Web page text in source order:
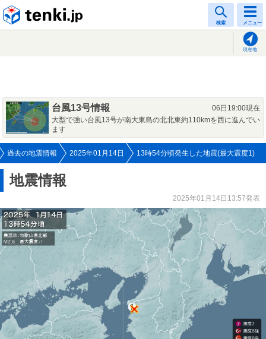
検索 メニュー
現在地
台風13号情報
06日19:00現在
大型で強い台風13号が南大東島の北北東約110kmを西に進んでい
ます
過去の地震情報 2025年01月14日 13時54分頃発生した地震(最大震度1)
地震情報
2025年01月14日13:57発表